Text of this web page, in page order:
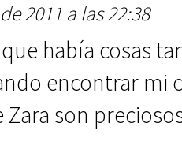
2011 a las 22:38
había cosas
encontrar
Zara son